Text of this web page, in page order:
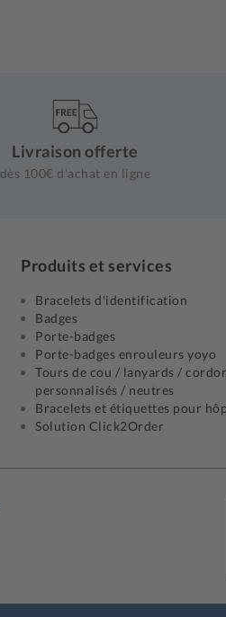
Livraison offerte
dès 100€ d'achat en ligne
Produits et services
Bracelets d'identification
Badges
Porte-badges
Porte-badges enrouleurs yoyo
Tours de cou / lanyards /
personnalisés / neutres
Bracelets et étiquettes pour
Solution Click2Order